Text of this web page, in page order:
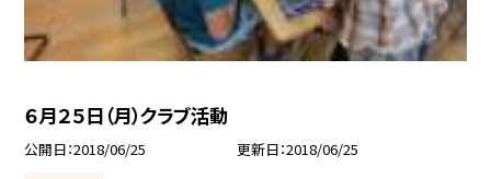
６月２５日（月）クラブ活動
公開日 2018/06/25 更新日 2018/06/25